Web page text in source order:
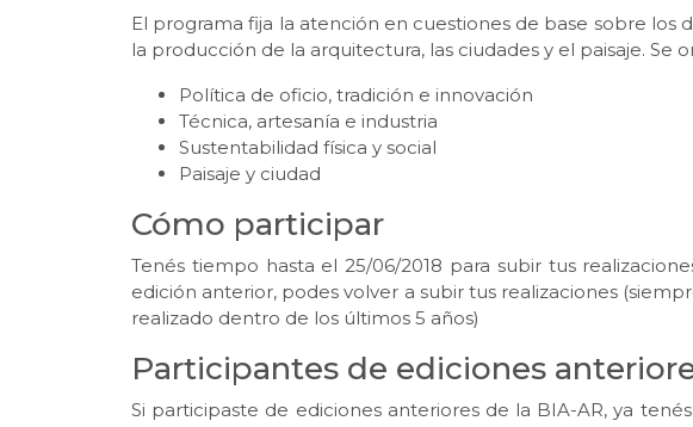
El programa fija la atención en cuestiones de base sobre los
la producción de la arquitectura, las ciudades y el paisaje. Se
Política de oficio, tradición e innovación
Técnica, artesanía e industria
Sustentabilidad física y social
Paisaje y ciudad
Cómo participar
Tenés tiempo hasta el 25/06/2018 para subir tus
edición anterior, podes volver a subir tus realizaciones
realizado dentro de los últimos 5 años)
Participantes de ediciones
Si participaste de ediciones anteriores de la BIA-AR, ya